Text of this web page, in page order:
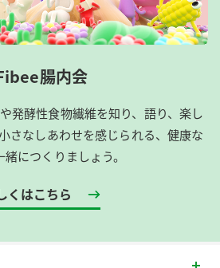
腸内会
発酵性食物繊維を知り、語り、楽し
さなしあわせを感じられる、健康な
につくりましょう。
くはこちら